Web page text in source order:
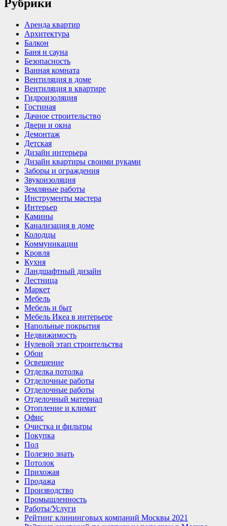
Рубрики
Аренда квартир
Архитектура
Балкон
Баня и сауна
Безопасность
Ванная комната
Вентиляция в доме
Вентиляция в квартире
Гидроизоляция
Гостиная
Дачное строительство
Двери и окна
Демонтаж
Детская
Дизайн интерьера
Дизайн квартиры своими руками
Заборы и ограждения
Звукоизоляция
Земляные работы
Инструменты мастера
Интерьер
Камины
Канализация в доме
Колодцы
Коммуникации
Кровля
Кухня
Ландшафтный дизайн
Лестница
Маркет
Мебель
Мебель и быт
Мебель Икеа в интерьере
Напольные покрытия
Недвижимость
Нулевой этап строительства
Обои
Освещение
Отделка потолка
Отделочные работы
Отделочные работы
Отделочный материал
Отопление и климат
Офис
Очистка и фильтры
Покупка
Пол
Полезно знать
Потолок
Прихожая
Продажа
Производство
Промышленность
Работы/Услуги
Рейтинг клининговых компаний Москвы 2021